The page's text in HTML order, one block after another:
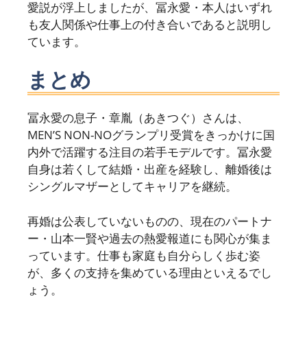
愛説が浮上しましたが、冨永愛・本人はいずれ
も友人関係や仕事上の付き合いであると説明し
ています。
まとめ
冨永愛の息子・章胤（あきつぐ）さんは、
MEN’S NON-NOグランプリ受賞をきっかけに国
内外で活躍する注目の若手モデルです。冨永愛
自身は若くして結婚・出産を経験し、離婚後は
シングルマザーとしてキャリアを継続。
再婚は公表していないものの、現在のパートナ
ー・山本一賢や過去の熱愛報道にも関心が集ま
っています。仕事も家庭も自分らしく歩む姿
が、多くの支持を集めている理由といえるでし
ょう。